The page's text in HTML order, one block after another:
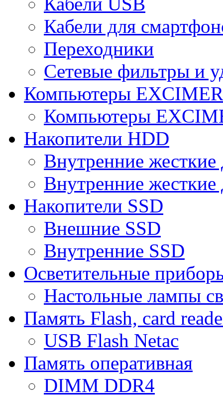
Кабели для
Переходники
Сетевые фильтры и
Компьютеры
Компьютеры
Накопители HDD
Внутренние
Внутренние
Накопители SSD
Внешние SSD
Внутренние SSD
Осветительные
Настольные лампы
Память Flash, card
USB Flash Netac
Память оперативная
DIMM DDR4